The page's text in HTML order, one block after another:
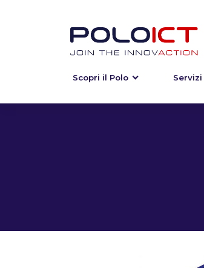
Scopri il Polo Servizi